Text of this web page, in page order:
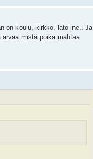
on koulu, kirkko, lato jne.. Ja
mistä poika mahtaa